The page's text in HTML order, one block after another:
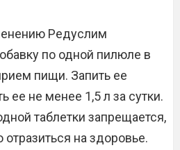
Редуслим
по одной пилюле в
пищи. Запить ее
ее не менее 1,5 л за сутки.
таблетки запрещается,
отразиться на здоровье.